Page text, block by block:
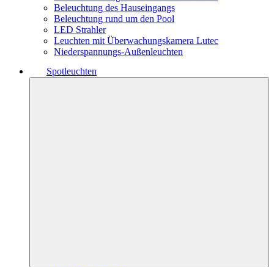
Beleuchtung des Hauseingangs
Beleuchtung rund um den Pool
LED Strahler
Leuchten mit Überwachungskamera Lutec
Niederspannungs-Außenleuchten
Spotleuchten